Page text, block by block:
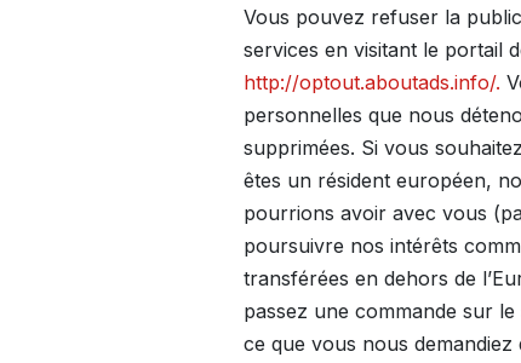
Vous pouvez refuser la
services en visitant le portail
http://optout.aboutads.info/.
personnelles que nous
supprimées. Si vous
êtes un résident européen,
pourrions avoir avec vous
poursuivre nos intérêts
transférées en dehors de
passez une commande sur
ce que vous nous